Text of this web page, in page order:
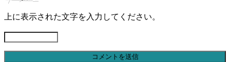
上に表示された文字を入力してください。